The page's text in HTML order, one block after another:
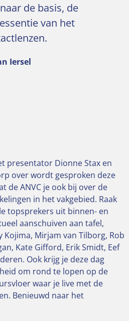
de basis, de
van het
Iersel
presentator Dionne Stax en
over wordt gesproken deze
de ANVC je ook bij over de
in het vakgebied. Raak
topsprekers uit binnen- en
aanschuiven aan tafel,
Kojima, Mirjam van Tilborg, Rob
Kate Gifford, Erik Smidt, Eef
Ook krijg je deze dag
om rond te lopen op de
waar je live met de
Benieuwd naar het